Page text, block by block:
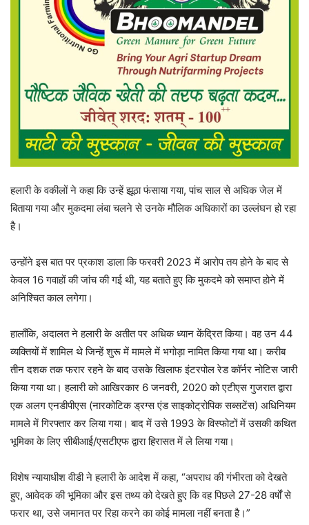
हलारी के वकीलों ने कहा कि उन्हें झूठा फंसाया गया, पांच साल से अधिक जेल में
बिताया गया और मुकदमा लंबा चलने से उनके मौलिक अधिकारों का उल्लंघन हो रहा
है।
उन्होंने इस बात पर प्रकाश डाला कि फरवरी 2023 में आरोप तय होने के बाद से
केवल 16 गवाहों की जांच की गई थी, यह बताते हुए कि मुकदमे को समाप्त होने में
अनिश्चित काल लगेगा।
हालाँकि, अदालत ने हलारी के अतीत पर अधिक ध्यान केंद्रित किया। वह उन 44
व्यक्तियों में शामिल थे जिन्हें शुरू में मामले में भगोड़ा नामित किया गया था। करीब
तीन दशक तक फरार रहने के बाद उसके खिलाफ इंटरपोल रेड कॉर्नर नोटिस जारी
किया गया था। हलारी को आखिरकार 6 जनवरी, 2020 को एटीएस गुजरात द्वारा
एक अलग एनडीपीएस (नारकोटिक ड्रग्स एंड साइकोट्रोपिक सब्सटेंस) अधिनियम
मामले में गिरफ्तार कर लिया गया। बाद में उसे 1993 के विस्फोटों में उसकी कथित
भूमिका के लिए सीबीआई/एसटीएफ द्वारा हिरासत में ले लिया गया।
विशेष न्यायाधीश वीडी ने हलारी के आदेश में कहा, “अपराध की गंभीरता को देखते
हुए, आवेदक की भूमिका और इस तथ्य को देखते हुए कि वह पिछले 27-28 वर्षों से
फरार था, उसे जमानत पर रिहा करने का कोई मामला नहीं बनता है।”